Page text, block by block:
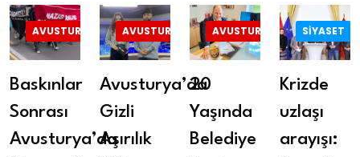
AVUSTURYA
Baskınlar
Sonrası
Avusturya’da
AVUSTURYA
Avusturya’da
Gizli
Aşırılık
AVUSTURYA
20
Yaşında
Belediye
SIYASET
Krizde
uzlaşı
arayışı: